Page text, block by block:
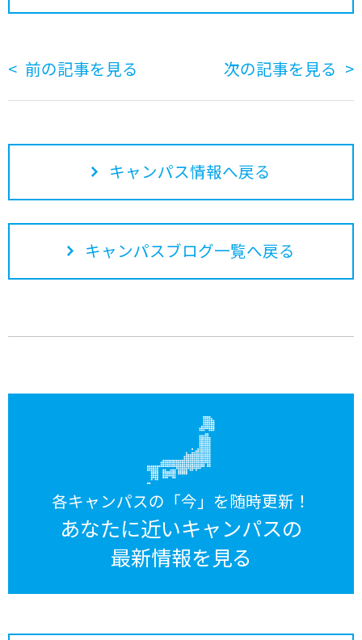
前の記事を見る 次の記事を見る
キャンパス情報へ戻る
キャンパスブログ一覧へ戻る
各キャンパスの「今」を随時更新！
あなたに近いキャンパスの
最新情報を見る